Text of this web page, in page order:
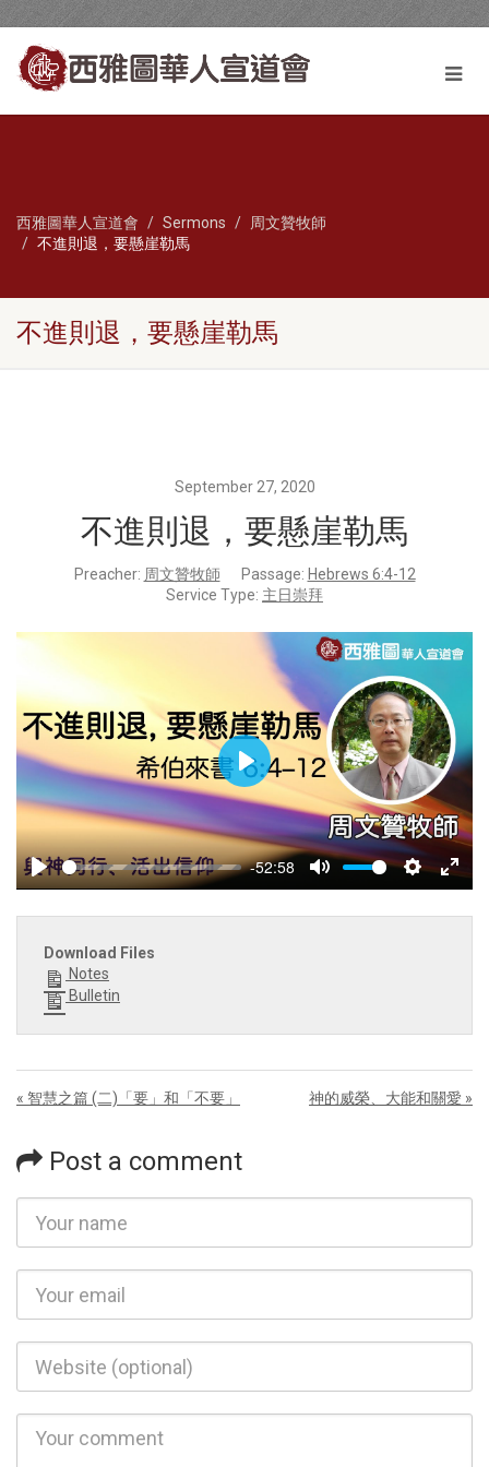
西雅圖華人宣道會 Sermons
周文贊牧師
不進則退，要懸崖勒馬
不進則退，要懸崖勒馬
September 27, 2020
不進則退，要懸崖勒馬
Preacher: 周文贊牧師 Passage: Hebrews 6:4-12
Service Type: 主日崇拜
Play
-52:58
Mute
Settings
Enter
Play
Download Files
Notes
Bulletin
« 智慧之篇 (二)「要」和「不要」 神的威榮、大能和關愛 »
Post a comment